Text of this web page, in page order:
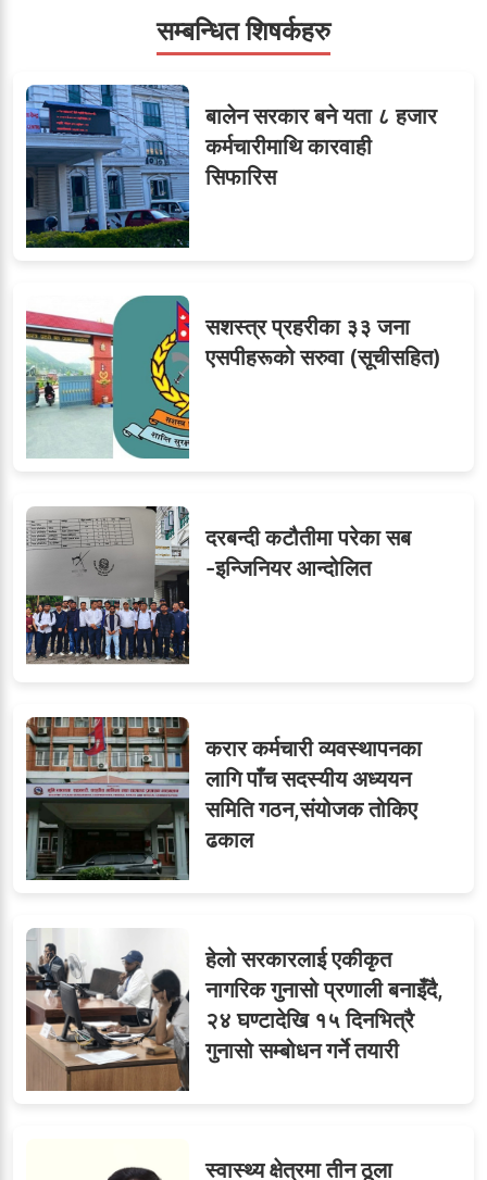
सहसचिवमा प्रथम भएका
विजयकुमार शर्माको लोकसेवा
टिप्स
७ओएनएमका नाममा अत्याचार :
सब–इन्जिनियरहरुको गम्भीर
ध्यानाकर्षण
८जुनियरलाई दोहोरो जिम्मेवारी,
मन्त्रालयभित्र असन्तुष्टि
९र दुई लेखापढी व्यवसायी ३ लाख
घुससहित पक्राउ
सम्बन्धित शिषर्कहरु
बालेन सरकार बने यता ८ हजार
कर्मचारीमाथि कारवाही
सिफारिस
सशस्त्र प्रहरीका ३३ जना
एसपीहरूको सरुवा (सूचीसहित)
दरबन्दी कटौतीमा परेका सब
-इन्जिनियर आन्दोलित
करार कर्मचारी व्यवस्थापनका
लागि पाँच सदस्यीय अध्ययन
समिति गठन,संयोजक तोकिए
ढकाल
हेलो सरकारलाई एकीकृत
नागरिक गुनासो प्रणाली बनाइँदै,
२४ घण्टादेखि १५ दिनभित्रै
गुनासो सम्बोधन गर्ने तयारी
स्वास्थ्य क्षेत्रमा तीन ठूला